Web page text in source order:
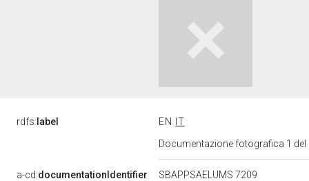
rdfs: label EN
IT
Documentazione fotografica 1
a-cd:documentationIdentifier SBAPPSAELUMS 7209